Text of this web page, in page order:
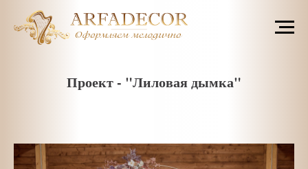
Проект - "Лиловая дымка"